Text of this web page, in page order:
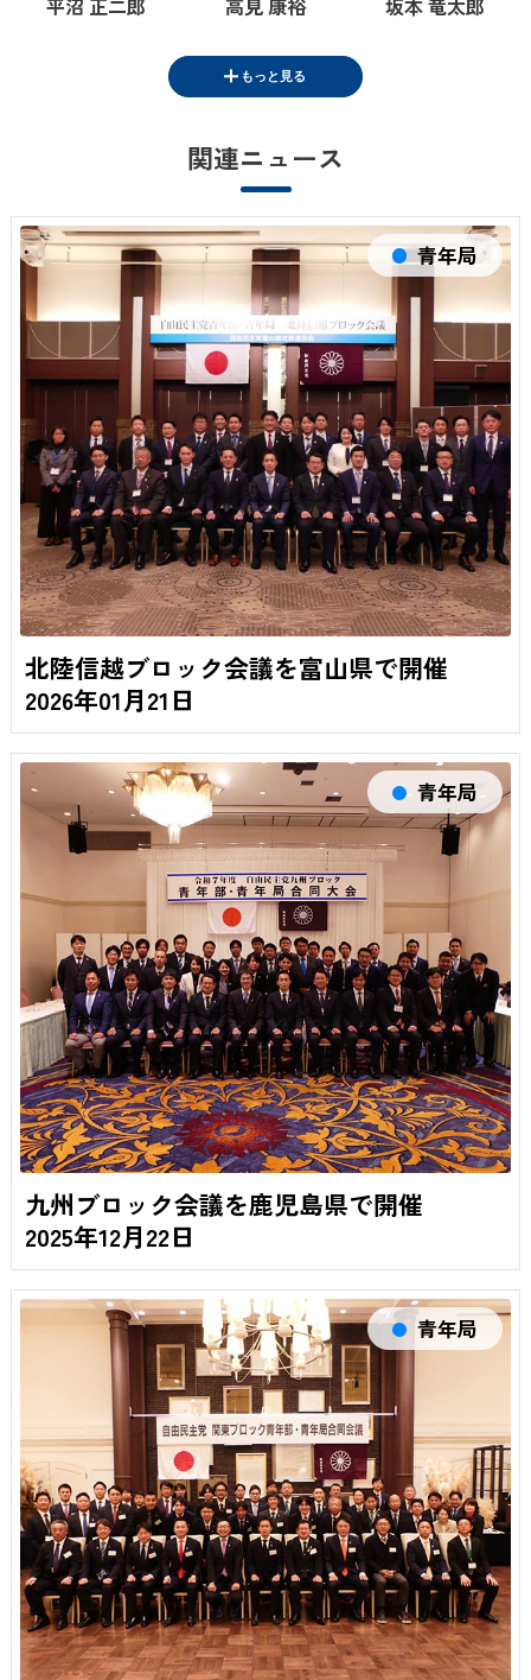
衆議院議員
根本 拓
参議院議員
脇 雅昭
参議院議員
西田 英範
もっと見る
関連ニュース
青年局
北陸信越ブロック会議を富山県で開催
2026年01月21日
青年局
九州ブロック会議を鹿児島県で開催
2025年12月22日
青年局